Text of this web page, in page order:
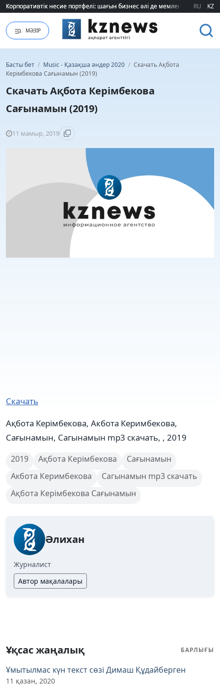
Корпоративтік несие портфелі: шағын бизнес әлі де мемлекеттік
Корпоративтік несие портфелі: шағын бизнес әлі де мемлекеттікRU KZ
МӘЗІР
Басты бет / Music - Қазақша әндер 2020 / Скачать Ақбота
Керімбекова Сағынамын (2019)
Скачать Ақбота Керімбекова
Сағынамын (2019)
11 мамыр, 2019
Скачать
Ақбота Керімбекова, Акбота Керимбекова,
Сағынамын, Сагынамын mp3 скачать, , 2019
2019 Ақбота Керімбекова
Сағынамын
Акбота Керимбекова
Сагынамын mp3 скачать
Ақбота Керімбекова Сағынамын
Әлихан
Журналист
Автор мақалалары
Ұқсас жаңалық БАРЛЫҒЫ
Ұмытылмас күн текст сөзі Димаш Құдайберген
11 қазан, 2020